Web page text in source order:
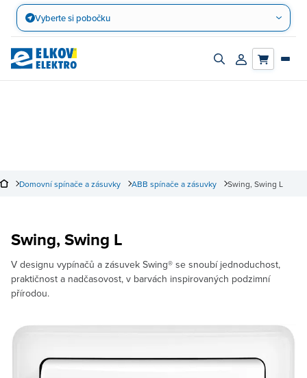
Přejít
obsah
Vyberte si pobočku
Zapnout/vypnout
Přihlásit/
Swing, Swing L
ABB spínače a zásuvky
Domovní spínače a zásuvky
Swing, Swing L
V designu vypínačů a zásuvek Swing® se snoubí jednoduchost,
praktičnost a nadčasovost, v barvách inspirovaných podzimní
přírodou.